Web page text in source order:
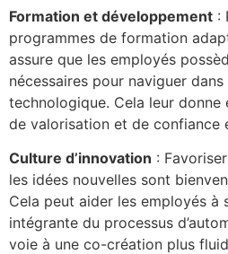
Formation et développement :
programmes de formation
assure que les employés
nécessaires pour naviguer
technologique. Cela leur donne
de valorisation et de confiance
Culture d’innovation :
les idées nouvelles sont
Cela peut aider les employés à
intégrante du processus
voie à une co-création plus